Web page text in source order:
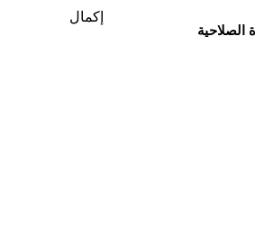
الصلاحية
إكمال